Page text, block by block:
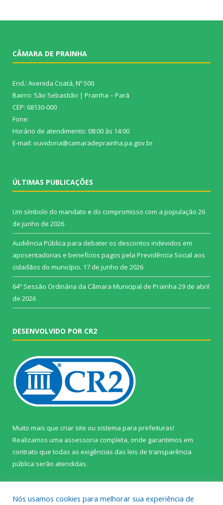
CÂMARA DE PRAINHA
End.: Avenida Coatá, Nº 500
Bairro: São Sebastião | Prainha – Pará
CEP: 68130-000
Fone:
Horário de atendimento: 08:00 às 14:00
E-mail: ouvidoria@camaradeprainha.pa.gov.br
ÚLTIMAS PUBLICAÇÕES
Um símbolo do mandato e do compromisso com a população 26
de junho de 2026
Audiência Pública para debater os descontos indevidos em
aposentadorias e benefícios pagos pela Previdência Social aos
cidadãos do município. 17 de junho de 2026
64ª Sessão Ordinária da Câmara Municipal de Prainha 29 de abril
de 2026
DESENVOLVIDO POR CR2
Muito mais que criar site ou sistema para prefeituras!
Realizamos uma assessoria completa, onde garantimos em
contrato que todas as exigências das leis de transparência
pública serão atendidas.
Nós usamos cookies para melhorar sua experiência de